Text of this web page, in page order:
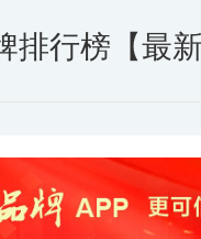
排行榜【最